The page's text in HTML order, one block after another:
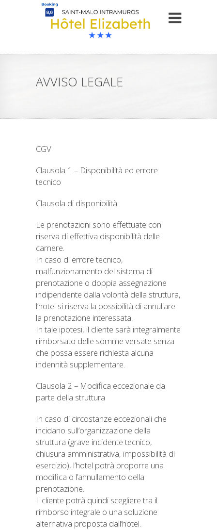
AVVISO LEGALE
CGV
Clausola 1 – Disponibilità ed errore
tecnico
Clausola di disponibilità
Le prenotazioni sono effettuate con
riserva di effettiva disponibilità delle
camere.
In caso di errore tecnico,
malfunzionamento del sistema di
prenotazione o doppia assegnazione
indipendente dalla volontà della struttura,
l’hotel si riserva la possibilità di annullare
la prenotazione interessata.
In tale ipotesi, il cliente sarà integralmente
rimborsato delle somme versate senza
che possa essere richiesta alcuna
indennità supplementare.
Clausola 2 – Modifica eccezionale da
parte della struttura
In caso di circostanze eccezionali che
incidano sull’organizzazione della
struttura (grave incidente tecnico,
chiusura amministrativa, impossibilità di
esercizio), l’hotel potrà proporre una
modifica o l’annullamento della
prenotazione.
Il cliente potrà quindi scegliere tra il
rimborso integrale o una soluzione
alternativa proposta dall’hotel.